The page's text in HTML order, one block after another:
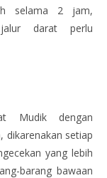
selama 2 jam,
darat perlu
Mudik dengan
dikarenakan setiap
yang lebih
barang bawaan